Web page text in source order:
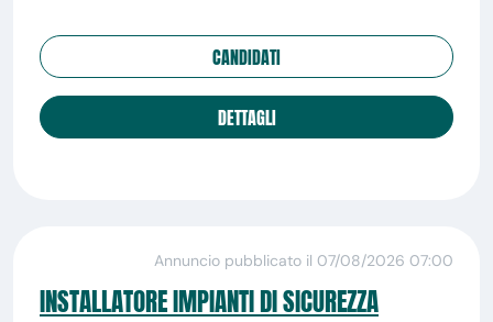
CANDIDATI
DETTAGLI
Annuncio pubblicato il 07/08/2026 07:00
INSTALLATORE IMPIANTI DI SICUREZZA